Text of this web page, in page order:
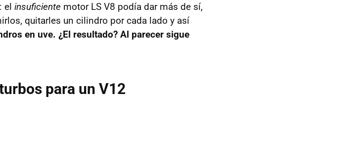
el insuficiente motor LS V8 podía dar más de sí,
quitarles un cilindro por cada lado y así
en uve. ¿El resultado? Al parecer sigue
para un V12